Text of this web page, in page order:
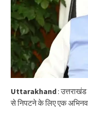
Uttarakhand:
से निपटने के लिए एक अभिनव